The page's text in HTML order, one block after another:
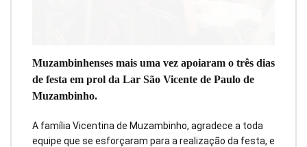
Muzambinhenses mais uma vez apoiaram o três dias
de festa em prol da Lar São Vicente de Paulo de
Muzambinho.
A família Vicentina de Muzambinho, agradece a toda
equipe que se esforçaram para a realização da festa, e